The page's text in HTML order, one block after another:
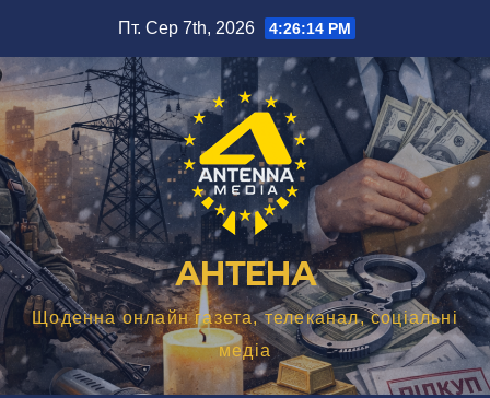
вмісту
Пт. Сер 7th, 2026 4:26:15 PM
АНТЕНА
Щоденна онлайн газета, телеканал, соціальні
медіа